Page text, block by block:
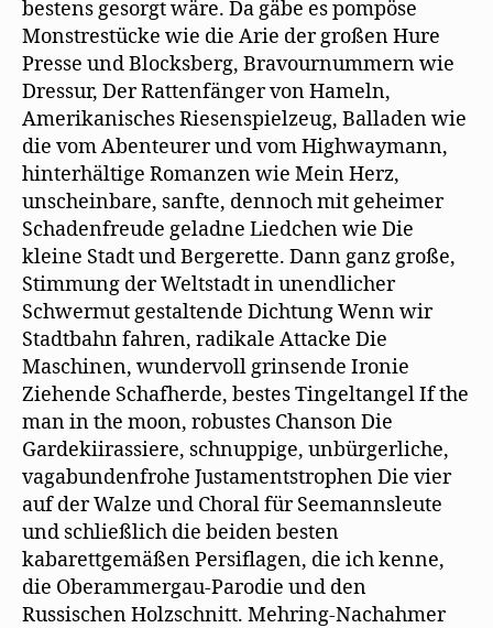
bestens gesorgt wäre. Da gäbe es pompöse
Monstrestücke wie die Arie der großen Hure
Presse und Blocksberg, Bravournummern wie
Dressur, Der Rattenfänger von Hameln,
Amerikanisches Riesenspielzeug, Balladen wie
die vom Abenteurer und vom Highwaymann,
hinterhältige Romanzen wie Mein Herz,
unscheinbare, sanfte, dennoch mit geheimer
Schadenfreude geladne Liedchen wie Die
kleine Stadt und Bergerette. Dann ganz große,
Stimmung der Weltstadt in unendlicher
Schwermut gestaltende Dichtung Wenn wir
Stadtbahn fahren, radikale Attacke Die
Maschinen, wundervoll grinsende Ironie
Ziehende Schafherde, bestes Tingeltangel If the
man in the moon, robustes Chanson Die
Gardekiirassiere, schnuppige, unbürgerliche,
vagabundenfrohe Justamentstrophen Die vier
auf der Walze und Choral für Seemannsleute
und schließlich die beiden besten
kabarettgemäßen Persiflagen, die ich kenne,
die Oberammergau-Parodie und den
Russischen Holzschnitt. Mehring-Nachahmer